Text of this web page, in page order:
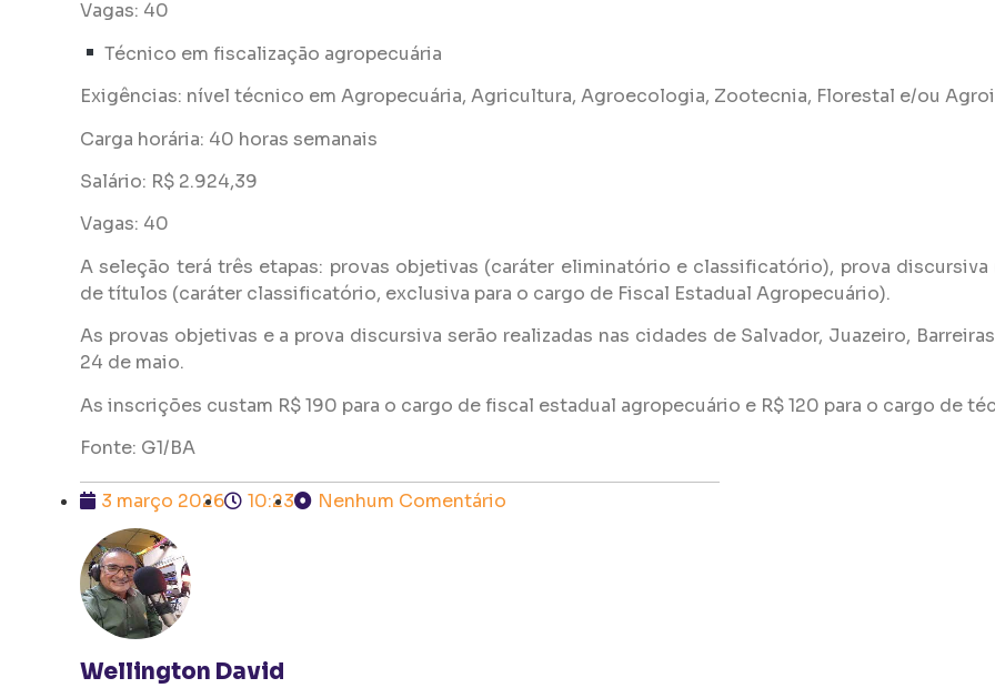
Vagas: 40
Técnico em fiscalização agropecuária
Exigências: nível técnico em Agropecuária, Agricultura, Agroecologia, Zootecnia, Florestal e/ou
Carga horária: 40 horas semanais
Salário: R$ 2.924,39
Vagas: 40
A seleção terá três etapas: provas objetivas (caráter eliminatório e classificatório), prova
de títulos (caráter classificatório, exclusiva para o cargo de Fiscal Estadual Agropecuário).
As provas objetivas e a prova discursiva serão realizadas nas cidades de Salvador, Juazeiro,
24 de maio.
As inscrições custam R$ 190 para o cargo de fiscal estadual agropecuário e R$ 120 para o cargo de
Fonte: G1/BA
3 março 2026 10:23 Nenhum Comentário
Wellington David